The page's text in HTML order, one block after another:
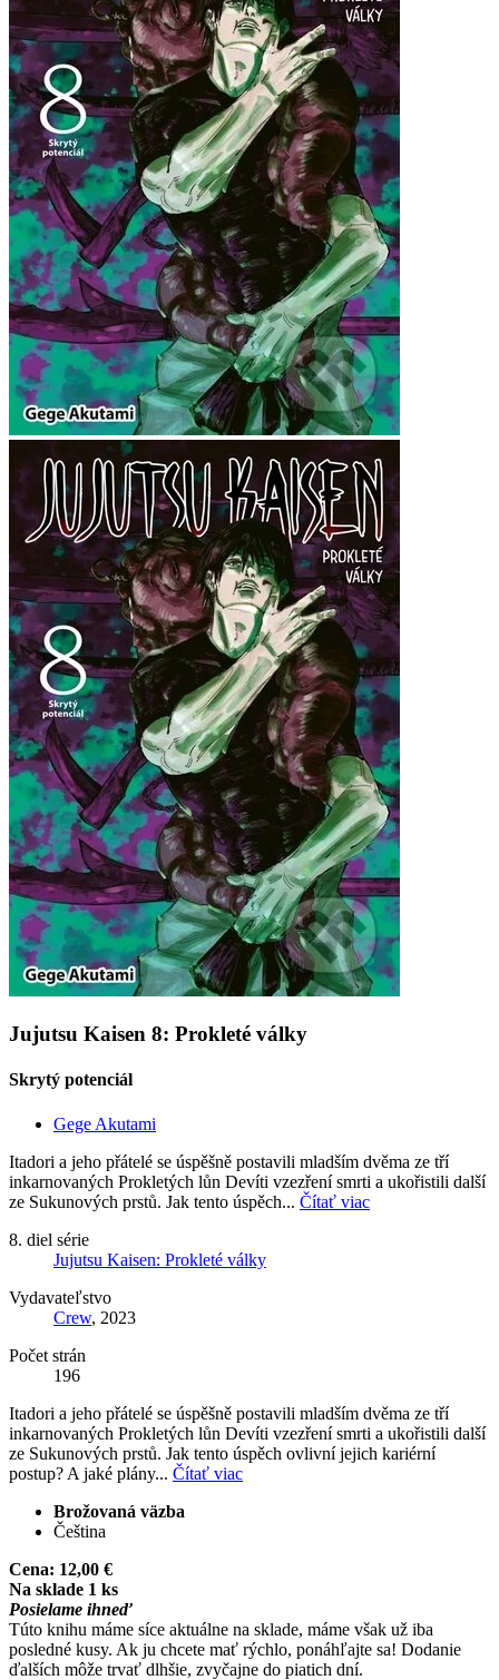
Jujutsu Kaisen 8: Prokleté války
Skrytý potenciál
Gege Akutami
Itadori a jeho přátelé se úspěšně postavili mladším dvěma ze tří
inkarnovaných Prokletých lůn Devíti vzezření smrti a ukořistili další
ze Sukunových prstů. Jak tento úspěch... Čítať viac
8. diel série
Jujutsu Kaisen: Prokleté války
Vydavateľstvo
Crew, 2023
Počet strán
196
Itadori a jeho přátelé se úspěšně postavili mladším dvěma ze tří
inkarnovaných Prokletých lůn Devíti vzezření smrti a ukořistili další
ze Sukunových prstů. Jak tento úspěch ovlivní jejich kariérní
postup? A jaké plány... Čítať viac
Brožovaná väzba
Čeština
Cena: 12,00 €
Na sklade 1 ks
Posielame ihneď
Túto knihu máme síce aktuálne na sklade, máme však už iba
posledné kusy. Ak ju chcete mať rýchlo, ponáhľajte sa! Dodanie
ďalších môže trvať dlhšie, zvyčajne do piatich dní.